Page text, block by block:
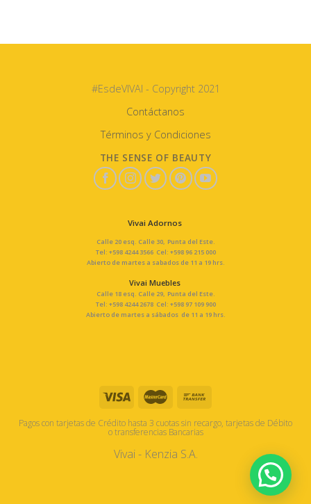
#EsdeVIVAI - Copyright 2021
Contáctanos
Términos y Condiciones
THE SENSE OF BEAUTY
Vivai Adornos
Calle 20 esq. Calle 30, Punta del Este.
Tel: +598 4244 3566 Cel: +598 96 215 000
Abierto de martes a sabados de 11 a 19 hrs.
Vivai Muebles
Calle 18 esq. Calle 29, Punta del Este.
Tel: +598 4244 2678 Cel: +598 97 109 900
Abierto de martes a sábados de 11 a 19 hrs.
Pagos con tarjetas de Crédito hasta 3 cuotas sin recargo, tarjetas de Débito
o transferencias Bancarias
Vivai - Kenzia S.A.